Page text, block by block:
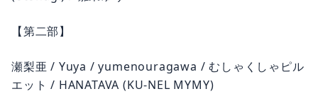
【第二部】
瀬梨亜 / Yuya / yumenouragawa / むしゃくしゃピル
エット / HANATAVA (KU-NEL MYMY)